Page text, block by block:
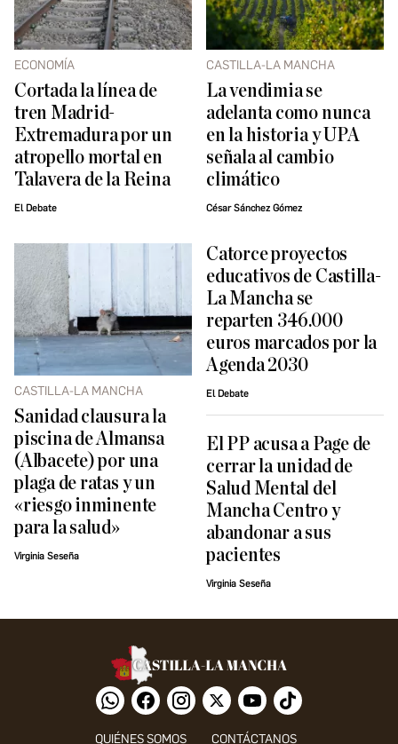
ECONOMÍA
Cortada la línea de
tren Madrid-
Extremadura por un
atropello mortal en
Talavera de la Reina
El Debate
CASTILLA-LA MANCHA
La vendimia se
adelanta como nunca
en la historia y UPA
señala al cambio
climático
César Sánchez Gómez
CASTILLA-LA MANCHA
Sanidad clausura la
piscina de Almansa
(Albacete) por una
plaga de ratas y un
«riesgo inminente
para la salud»
Virginia Seseña
Catorce proyectos
educativos de Castilla-
La Mancha se
reparten 346.000
euros marcados por la
Agenda 2030
El Debate
El PP acusa a Page de
cerrar la unidad de
Salud Mental del
Mancha Centro y
abandonar a sus
pacientes
Virginia Seseña
QUIÉNES SOMOS CONTÁCTANOS